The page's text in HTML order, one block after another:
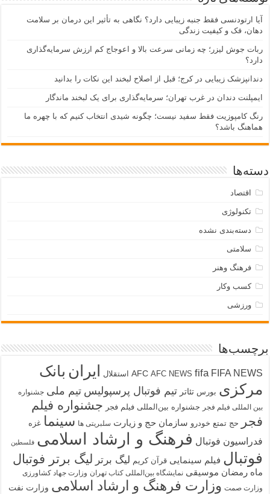
آیا ارتودنسی فقط جنبه زیبایی دارد؟ نگاهی به تأثیر این درمان بر سلامت
دهان، فک و کیفیت زندگی
ربات جوش لیزر؛ چه زمانی سرعت بالا و اعوجاج کم ارزش سرمایه‌گذاری
دارد؟
دندانپزشک زیبایی در کرج؛ قبل از اصلاح لبخند این نکات را بدانید
ایمپلنت دندان در غرب تهران؛ سرمایه‌گذاری برای یک لبخند ماندگار
رنگ کامپوزیت فقط سفید نیست؛ چگونه شیدی انتخاب کنیم که با چهره ما
هماهنگ باشد؟
دسته‌ها
اقتصاد
تکنولوژی
دسته‌بندی نشده
سلامتی
فرهنگ وهنر
کسب وکار
ورزشی
برچسب‌ها
AFC AFC NEWS fifa FIFA NEWS استقلال ایران بانک
مرکزی بورس تئاتر تیم فوتبال پرسپولیس تیم ملی جشنواره
بین المللی فیلم فجر جشنواره بین‌المللی فیلم فجر جشنواره فیلم
فجر
حج تمتع خودرو سازمان حج و زیارت سلبریتی ها سینما غزه
فدراسیون فوتبال فرهنگ و ارشاد اسلامی فلسطین
فوتبال فیلم سینمایی قرآن کریم لیگ برتر لیگ برتر فوتبال
ماه رمضان موسیقی نمایشگاه بین‌المللی کتاب تهران وزارت جهاد کشاورزی
وزارت صمت وزارت فرهنگ و ارشاد اسلامی وزارت نفت